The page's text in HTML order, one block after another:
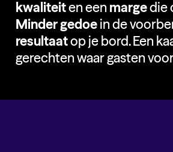
kwaliteiten een margedie
Minder gedoein de
resultaatop je bord. Een
gerechten waar gasten